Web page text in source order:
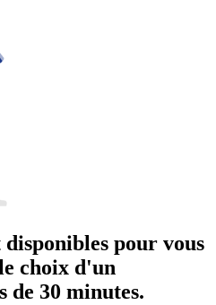
disponibles pour vous
choix d'un
de 30 minutes.